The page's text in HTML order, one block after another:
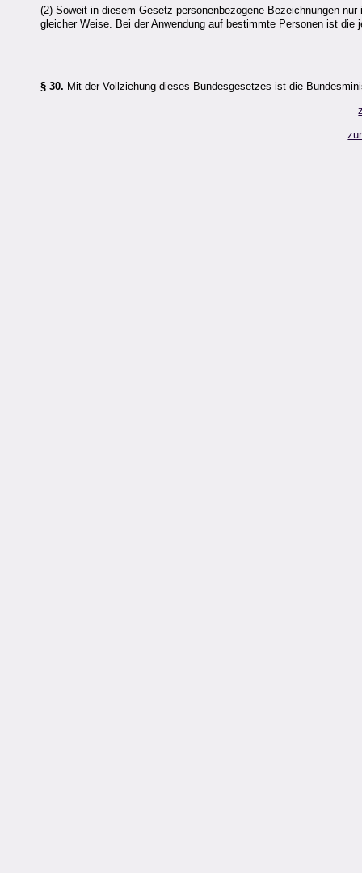
(2) Soweit in diesem Gesetz personenbezogene Bezeichnungen
gleicher Weise. Bei der Anwendung auf bestimmte Personen ist
§ 30. Mit der Vollziehung dieses Bundesgesetzes ist die